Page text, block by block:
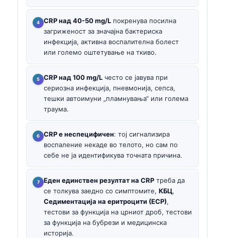
CRP над 40-50 mg/L покренува посилна
загриженост за значајна бактериска
инфекција, активна воспалителна болест
или големо оштетување на ткиво.
CRP над 100 mg/L често се јавува при
сериозна инфекција, пневмонија, сепса,
тешки автоимуни „пламнувања“ или голема
траума.
CRP е неспецифичен: тој сигнализира
воспаление некаде во телото, но сам по
себе не ја идентификува точната причина.
Еден единствен резултат на CRP треба да
се толкува заедно со симптомите, КБЦ,
Седиментација на еритроцити (ЕСР),
тестови за функција на црниот дроб, тестови
за функција на бубрези и медицинска
историја.